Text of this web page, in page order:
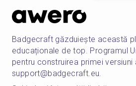
Badgecraft găzduiește această
educaționale de top. Programul
pentru construirea primei
support@badgecraft.eu.